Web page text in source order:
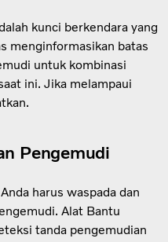
kunci berkendara yang
menginformasikan batas
untuk kombinasi
ini. Jika melampaui
Pengemudi
harus waspada dan
Alat Bantu
tanda pengemudian